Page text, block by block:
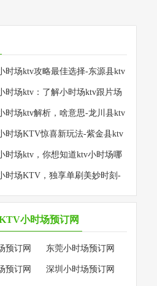
时场ktv攻略最佳选择-东源县ktv
时场ktv：了解小时场ktv跟片场
ktv预订
时场ktv解析，啥意思-龙川县ktv
时场KTV惊喜新玩法-紫金县ktv
时场ktv，你想知道ktv小时场哪
城区ktv预订
时场KTV，独享单刷美妙时刻-
订
小时场预订网
预订网 东莞小时场预订网
预订网 深圳小时场预订网